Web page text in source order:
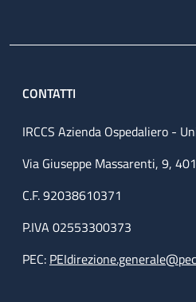
CONTATTI
IRCCS Azienda Ospedaliero -
Via Giuseppe Massarenti, 9,
C.F. 92038610371
P.IVA 02553300373
PEC: